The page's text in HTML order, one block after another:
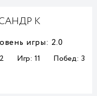
К
игры: 2.0
Игр: 11 Побед: 3